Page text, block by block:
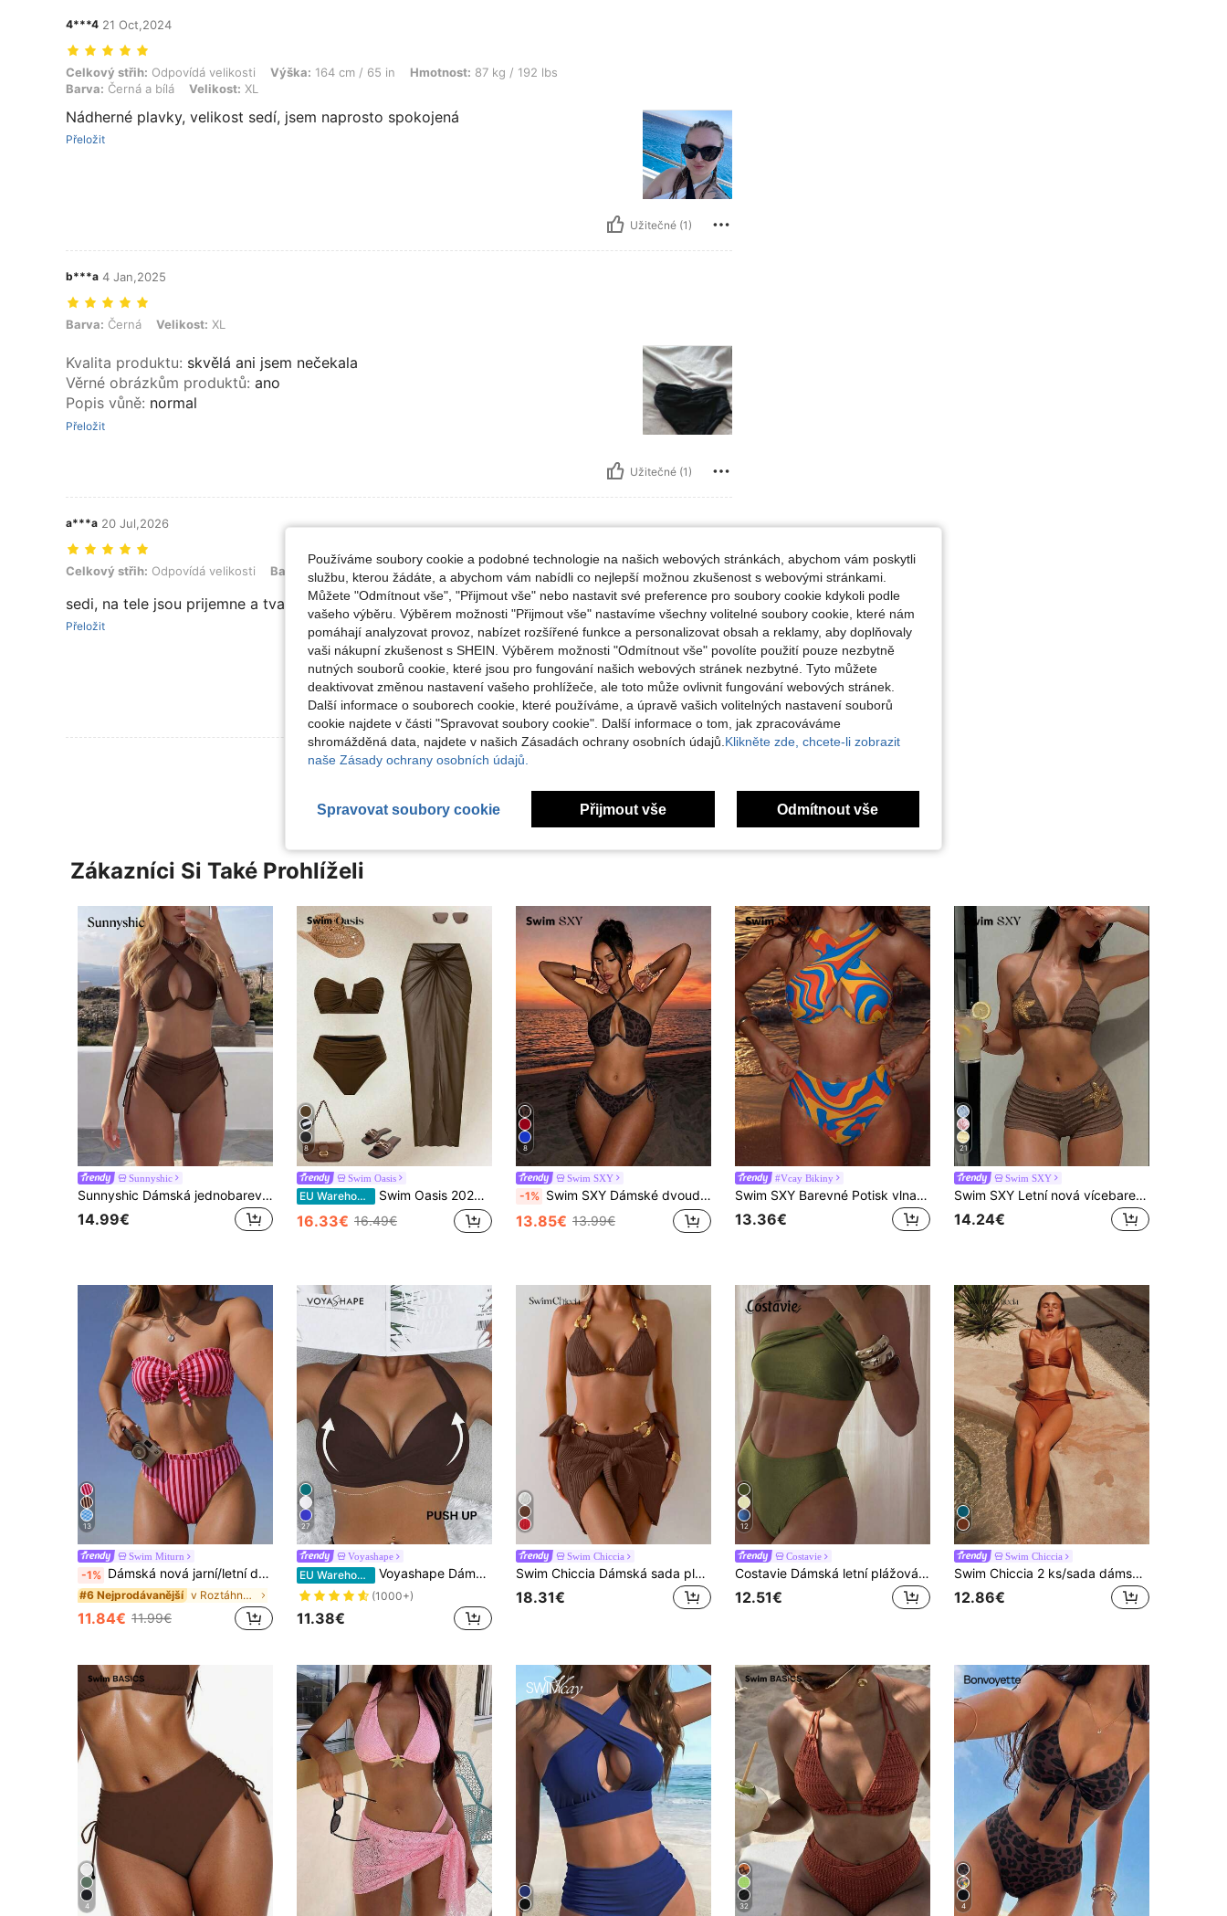
4***4 21 Oct,2024
Celkový střih: Odpovídá velikosti, Výška: 164 cm / 65 in, Hmotnost: 87 kg / 192 lbs, Barva: Černá a bílá, Velikost: XL
Celkový střih: Odpovídá velikosti Výška: 164 cm / 65 in Hmotnost: 87 kg / 192 lbs
Barva: Černá a bílá Velikost: XL
Nádherné plavky, velikost sedí, jsem naprosto spokojená
Přeložit
Užitečné (1)
b***a 4 Jan,2025
Barva: Černá, Velikost: XL
Barva: Černá Velikost: XL
Kvalita produktu: skvělá ani jsem nečekala
Věrné obrázkům produktů: ano
Popis vůně: normal
Přeložit
Užitečné (1)
a***a 20 Jul,2026
Celkový střih: Odpovídá velikosti, Barva: Černá a bílá, Velikost: L
Celkový střih: Odpovídá velikosti Barva: Černá a bílá Velikost:
sedi, na tele jsou prijemne a tvaruji postavu, nekoušou
Přeložit
Užitečné (0)
Zobrazit Další Recenze
Zákazníci Si Také Prohlíželi
Sunnyshic
Sunnyshic Dámská jednobarevná bikini sada s halter neckline a kosticami, hnědá, na léto, dovolenou a pláž
14.99€
8
Swim Oasis
EU Warehouse Swim Oasis 2026 Nové jaro/léto Dámské jednobarevné bandeau plavky, plavecké kraťasy, síťované maxi šaty Beach Resort Casual plavková sada sukně bikiny sada plážová sukně sada křivková sukně sada hnědá dvoudílná sada dámská sukně plavky sada
16.33€ 16.49€
8
Swim SXY
-1% Swim SXY Dámské dvoudílné plavky v ležérním dovolenkovém stylu, jaro/léto, s leopardím potiskem, s kostýlkem, odnímatelným polstrováním, bez push-up efektu, křížovými ramínky, halter střihem a odhalenými zády, s ladícími trojúhelníkovými kalhotkami s bočními výstřihem a tunelovou šňírkou
13.85€ 13.99€
#Vcay Bikiny
Swim SXY Barevné Potisk vlna Crisscross Kostice Podprsenka & Vysoký pas Spodní část 2 ks Plavky
13.36€
21
Swim SXY
Swim SXY Letní nová vícebarevná texturovaná látka oceán hvězdice dekorační doplňky rovné nohavice kalhoty halter kravata plážová dovolená ženy 2 kusy plavky sada
14.24€
13
Swim Miturn
-1% Dámská nová jarní/letní dvoudílná bikini souprava s pruhy, květinovou krajkou a bez ramínek, s odnímatelnými ramínky, dovolenkové a resortní plážové oblečení, Vacationcore
#6 Nejprodávanější v Roztáhnout Ženy Plážové oblečení
11.84€ 11.99€
27
Voyashape
EU Warehouse Voyashape Dámský top plážových plavek
(1000+)
11.38€
Swim Chiccia
Swim Chiccia Dámská sada plavek 3 ks, texturovaná látka, červený květinový vzor, metalický akcent, ležérní plážové, bazénové, párty, sváteční oblečení, jaro/léto
18.31€
12
Costavie
Costavie Dámská letní plážová dvoudílná plavková sada s jednobarevnou sexy bikinis na jedno rameno a trojúhelníkovými kalhotkami
12.51€
Swim Chiccia
Swim Chiccia 2 ks/sada dámské plavky v jednobarevném provedení s nastavitelnými ramínky, bikiny s odnímatelným crop topem s výstřihem ve tvaru U a kalhotkami s vysokým pasem na letní plážovou dovolenou
12.86€
4 32 4
Používáme soubory cookie a podobné technologie na našich webových stránkách, abychom vám poskytli
službu, kterou žádáte, a abychom vám nabídli co nejlepší možnou zkušenost s webovými stránkami.
Můžete "Odmítnout vše", "Přijmout vše" nebo nastavit své preference pro soubory cookie kdykoli podle
vašeho výběru. Výběrem možnosti "Přijmout vše" nastavíme všechny volitelné soubory cookie, které nám
pomáhají analyzovat provoz, nabízet rozšířené funkce a personalizovat obsah a reklamy, aby doplňovaly
vaši nákupní zkušenost s SHEIN. Výběrem možnosti "Odmítnout vše" povolíte použití pouze nezbytně
nutných souborů cookie, které jsou pro fungování našich webových stránek nezbytné. Tyto můžete
deaktivovat změnou nastavení vašeho prohlížeče, ale toto může ovlivnit fungování webových stránek.
Další informace o souborech cookie, které používáme, a úpravě vašich volitelných nastavení souborů
cookie najdete v části "Spravovat soubory cookie". Další informace o tom, jak zpracováváme
shromážděná data, najdete v našich Zásadách ochrany osobních údajů. Klikněte zde, chcete-li zobrazit
naše Zásady ochrany osobních údajů.
Spravovat soubory cookie Přijmout vše Odmítnout vše